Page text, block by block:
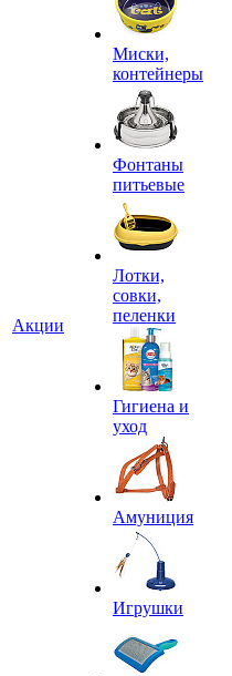
Акции
Миски,
контейнеры
Фонтаны
питьевые
Лотки,
совки,
пеленки
Гигиена и
уход
Амуниция
Игрушки